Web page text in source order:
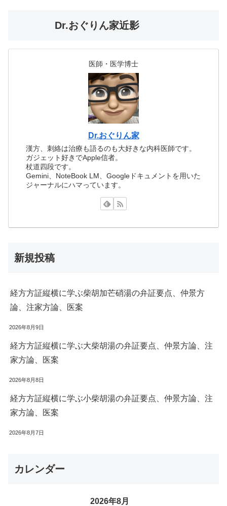
Dr.おぐりん家近影
医師・医学博士
Dr.おぐりん家
漢方、刺絡は治療も語るのも大好きな内科医師です。
ガジェット好きでApple信者。
杖道四段です。
Gemini、NoteBook LM、Googleドキュメントを用いた
ジャーナルにハマっています。
新規投稿
経方方証縦横に学ぶ柴胡加芒硝湯の弁証要点、仲景方
論、注家方論、医案
2026年8月9日
経方方証縦横に学ぶ大柴胡湯の弁証要点、仲景方論、注
家方論、医案
2026年8月8日
経方方証縦横に学ぶ小柴胡湯の弁証要点、仲景方論、注
家方論、医案
2026年8月7日
カレンダー
2026年8月